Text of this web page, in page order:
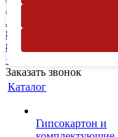
Личный кабинет
8-800-775-59-89
8-800-775-59-89
+7 918 754-83-77
Заказать звонок
Каталог
Гипсокартон и